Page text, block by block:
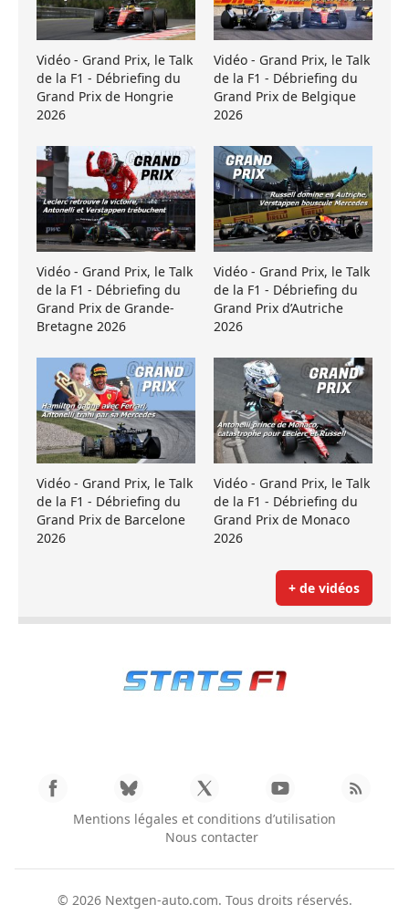
Vidéo - Grand Prix, le Talk
de la F1 - Débriefing du
Grand Prix de Hongrie
2026
Vidéo - Grand Prix, le Talk
de la F1 - Débriefing du
Grand Prix de Belgique
2026
Vidéo - Grand Prix, le Talk
de la F1 - Débriefing du
Grand Prix de Grande-
Bretagne 2026
Vidéo - Grand Prix, le Talk
de la F1 - Débriefing du
Grand Prix d’Autriche
2026
Vidéo - Grand Prix, le Talk
de la F1 - Débriefing du
Grand Prix de Barcelone
2026
Vidéo - Grand Prix, le Talk
de la F1 - Débriefing du
Grand Prix de Monaco
2026
+ de vidéos
Mentions légales et conditions d’utilisation
Nous contacter
© 2026 Nextgen-auto.com. Tous droits réservés.